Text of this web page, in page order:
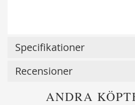
Specifikationer
Recensioner
ANDRA